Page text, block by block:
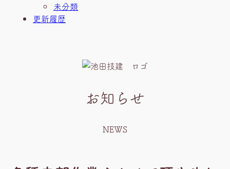
未分類
更新履歴
お知らせ
NEWS